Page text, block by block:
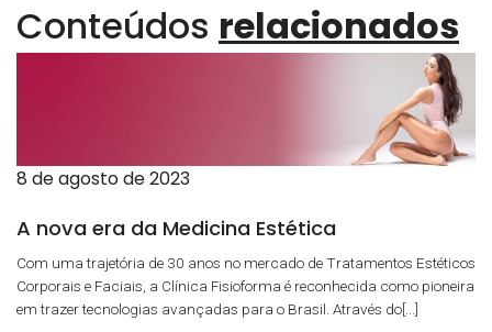
Conteúdos relacionados
8 de agosto de 2023
A nova era da Medicina Estética
Com uma trajetória de 30 anos no mercado de Tratamentos Estéticos
Corporais e Faciais, a Clínica Fisioforma é reconhecida como pioneira
em trazer tecnologias avançadas para o Brasil. Através do[...]